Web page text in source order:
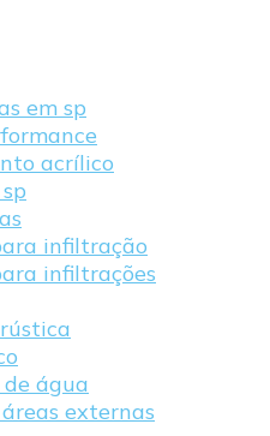
em sp
acrílico
infiltração
infiltrações
água
externas